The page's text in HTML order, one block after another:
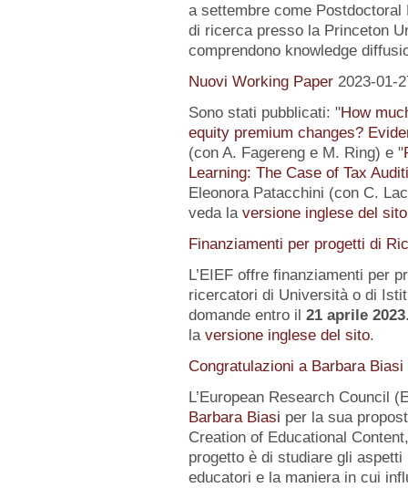
a settembre come
di ricerca presso la Princeton
comprendono knowledge
Nuovi Working Paper 2023-01-
Sono stati pubblicati: "How
equity premium changes?
(con A. Fagereng e M. Ring) e "
Learning: The Case of Tax
Eleonora Patacchini (con C.
veda la versione inglese del sito
Finanziamenti per progetti di
L’EIEF offre finanziamenti per
ricercatori di Università o di
domande entro il 21 aprile 2023
la versione inglese del sito.
Congratulazioni a Barbara Biasi
L’European Research Council
Barbara Biasi per la sua
Creation of Educational
progetto è di studiare gli
educatori e la maniera in cui